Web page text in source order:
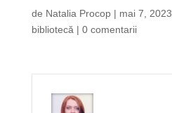
de Natalia Procop| mai 7, 2023
bibliotecă | 0 comentarii